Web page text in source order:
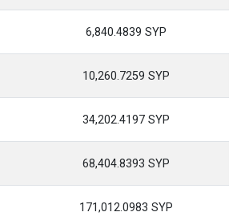
6,840.4839 SYP
10,260.7259 SYP
34,202.4197 SYP
68,404.8393 SYP
171,012.0983 SYP